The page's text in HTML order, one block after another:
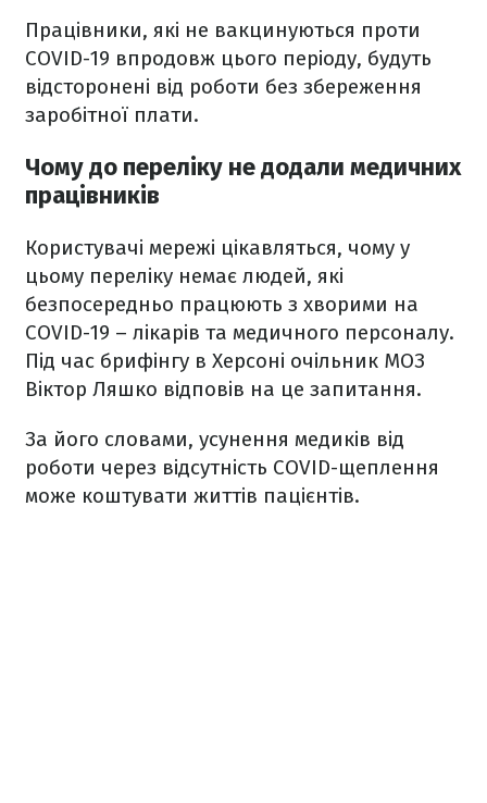
Працівники, які не вакцинуються проти
COVID-19 впродовж цього періоду, будуть
відсторонені від роботи без збереження
заробітної плати.
Чому до переліку не додали медичних
працівників
Користувачі мережі цікавляться, чому у
цьому переліку немає людей, які
безпосередньо працюють з хворими на
COVID-19 – лікарів та медичного персоналу.
Під час брифінгу в Херсоні очільник МОЗ
Віктор Ляшко відповів на це запитання.
За його словами, усунення медиків від
роботи через відсутність COVID-щеплення
може коштувати життів пацієнтів.